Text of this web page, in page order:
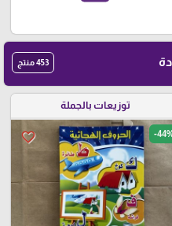
453 منتج
توزيعات بالجملة
favorite_border -